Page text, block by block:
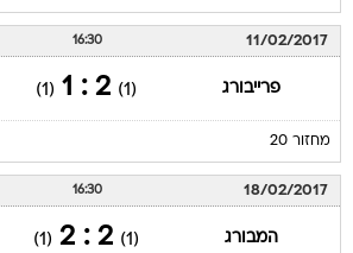
11/02/2017
16:30
פרייבורג (1)
2 : 1
(1)
מחזור 20
18/02/2017
16:30
המבורג (1)
2 : 2
(1)